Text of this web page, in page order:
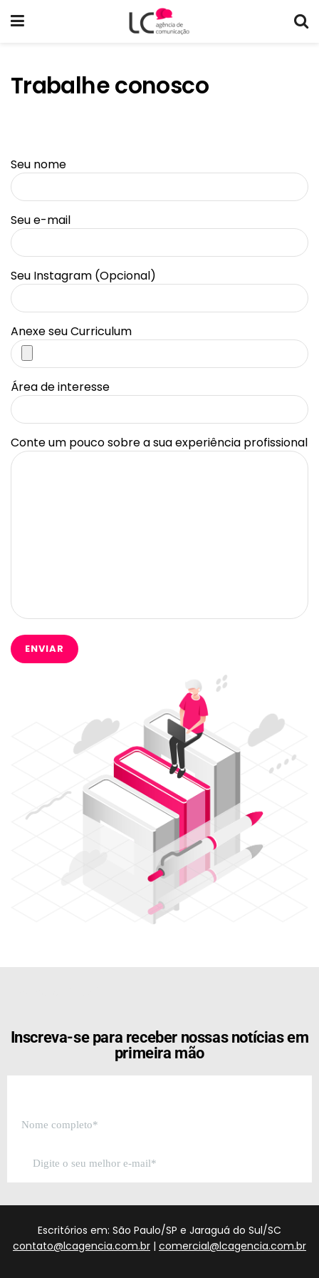
Trabalhe conosco
Seu nome
Seu e-mail
Seu Instagram (Opcional)
Anexe seu Curriculum
Área de interesse
Conte um pouco sobre a sua experiência profissional
Inscreva-se para receber nossas notícias em
primeira mão
Escritórios em: São Paulo/SP e Jaraguá do Sul/SC
contato@lcagencia.com.br | comercial@lcagencia.com.br